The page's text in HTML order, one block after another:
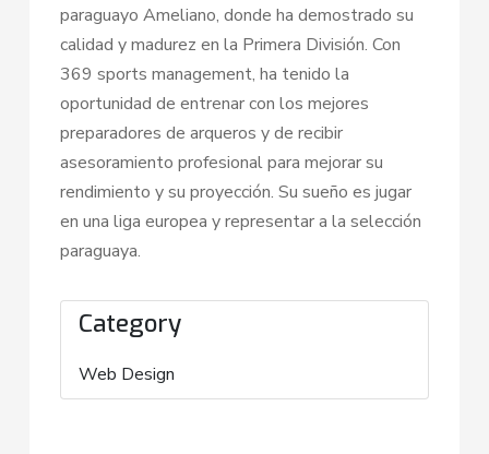
paraguayo Ameliano, donde ha demostrado su
calidad y madurez en la Primera División. Con
369 sports management, ha tenido la
oportunidad de entrenar con los mejores
preparadores de arqueros y de recibir
asesoramiento profesional para mejorar su
rendimiento y su proyección. Su sueño es jugar
en una liga europea y representar a la selección
paraguaya.
Category
Web Design